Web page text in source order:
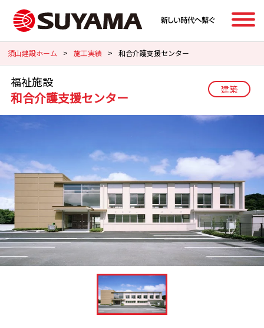
須山建設ホーム > 施工実績 > 和合介護支援センター
福祉施設
和合介護支援センター
建築